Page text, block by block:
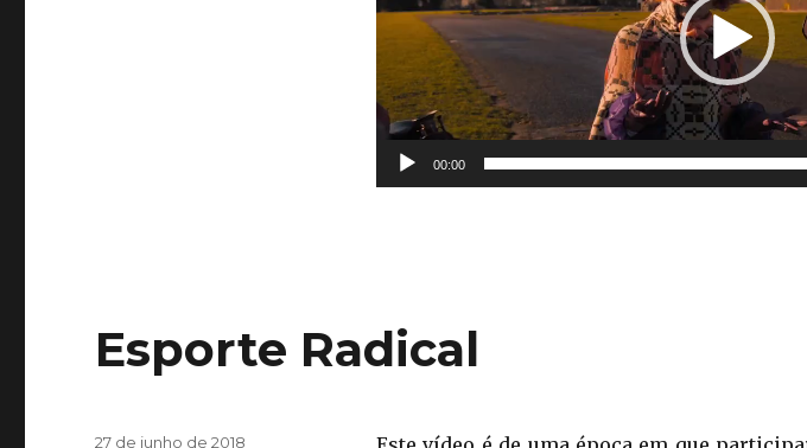
00:00
Esporte Radical
Publicado
27 de junho de 2018